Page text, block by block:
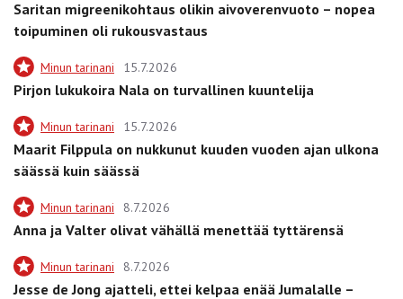
Saritan migreenikohtaus olikin aivoverenvuoto – nopea
toipuminen oli rukousvastaus
Minun tarinani 15.7.2026
Pirjon lukukoira Nala on turvallinen kuuntelija
Minun tarinani 15.7.2026
Maarit Filppula on nukkunut kuuden vuoden ajan ulkona
säässä kuin säässä
Minun tarinani 8.7.2026
Anna ja Valter olivat vähällä menettää tyttärensä
Minun tarinani 8.7.2026
Jesse de Jong ajatteli, ettei kelpaa enää Jumalalle –